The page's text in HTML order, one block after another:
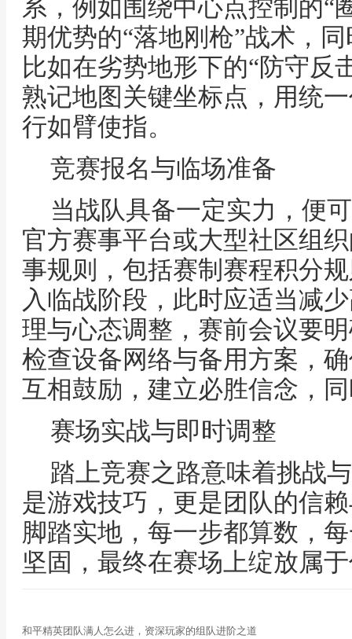
系，例如围绕中心点控制的“
期优势的“落地刚枪”战术，
比如在劣势地形下的“防守反
熟记地图关键坐标点，用统
行如臂使指。
竞赛报名与临场准备
当战队具备一定实力，便
官方赛事平台或大型社区组
事规则，包括赛制赛程积分
入临战阶段，此时应适当减
理与心态调整，赛前会议要
检查设备网络与备用方案，
互相鼓励，建立必胜信念，
赛场实战与即时调整
踏上竞赛之路意味着挑战
是游戏技巧，更是团队的信
脚踏实地，每一步都算数，
坚固，最终在赛场上绽放属
和平精英团队满人怎么进，资深玩家的组队进阶之道